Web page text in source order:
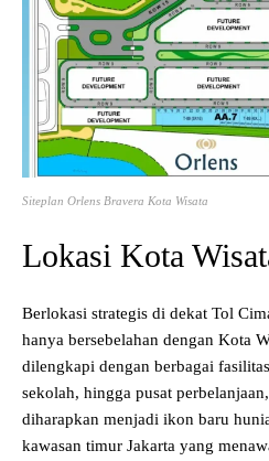
Siteplan Orlens Bravera Kota Wisata
Lokasi Kota
Berlokasi strategis di dekat Tol
hanya bersebelahan dengan Kota
dilengkapi dengan berbagai
sekolah, hingga pusat perbelanjaan,
diharapkan menjadi ikon baru
kawasan timur Jakarta yang